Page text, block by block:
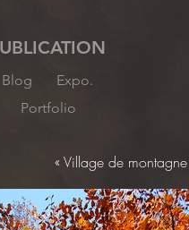
Blog
Expo.
Portfolio
« Village de